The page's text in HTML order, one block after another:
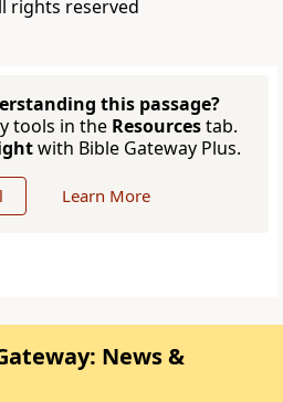
rights reserved
this passage?
tools in the Resourcestab.
with Bible Gateway Plus.
Learn More
News &